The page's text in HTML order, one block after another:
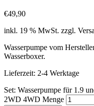
€49,90
inkl. 19 % MwSt. zzgl.
Wasserpumpe vom
Wasserboxer.
Lieferzeit: 2-4 Werktage
Set: Wasserpumpe für 1.9
2WD 4WD Menge